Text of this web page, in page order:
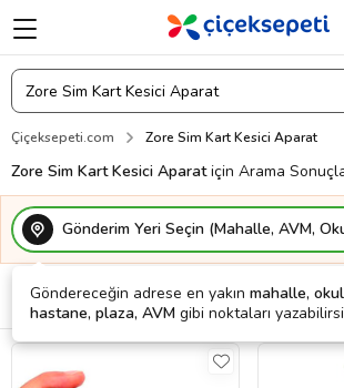
Çiçeksepeti.com Zore Sim Kart Kesici Aparat
Zore Sim Kart Kesici Aparatiçin Arama
Gönderim Yeri Seçin (Mahalle, AVM,
Göndereceğin adrese en yakın mahalle,
hastane, plaza, AVM gibi noktaları
Filtrele Sırala Kargo